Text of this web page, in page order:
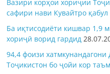
Вазири корҳои хориҷии
сафири нави Кувайтро
Ба иқтисодиёти кишвар 1,9
хориҷӣ ворид гардид
94,4 фоизи
Тоҷикистон бо ҷойи кор